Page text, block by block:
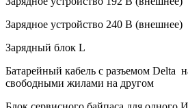
Зарядное устройство 240 В (внешнее)
Зарядный блок L
Батарейный кабель с разъемом Delta
свободными жилами на другом